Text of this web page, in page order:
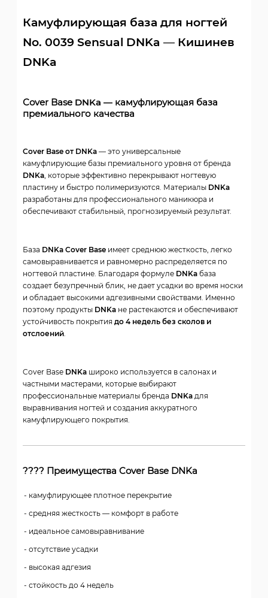
Камуфлирующая база для ногтей
No. 0039 Sensual DNKa — Кишинев
DNKa
Cover Base DNKa — камуфлирующая база
премиального качества
Cover Base от DNKa — это универсальные
камуфлирующие базы премиального уровня от бренда
DNKa, которые эффективно перекрывают ногтевую
пластину и быстро полимеризуются. Материалы DNKa
разработаны для профессионального маникюра и
обеспечивают стабильный, прогнозируемый результат.
База DNKa Cover Base имеет среднюю жесткость, легко
самовыравнивается и равномерно распределяется по
ногтевой пластине. Благодаря формуле DNKa база
создает безупречный блик, не дает усадки во время носки
и обладает высокими адгезивными свойствами. Именно
поэтому продукты DNKa не растекаются и обеспечивают
устойчивость покрытия до 4 недель без сколов и
отслоений.
Cover Base DNKa широко используется в салонах и
частными мастерами, которые выбирают
профессиональные материалы бренда DNKa для
выравнивания ногтей и создания аккуратного
камуфлирующего покрытия.
???? Преимущества Cover Base DNKa
камуфлирующее плотное перекрытие
средняя жесткость — комфорт в работе
идеальное самовыравнивание
отсутствие усадки
высокая адгезия
стойкость до 4 недель